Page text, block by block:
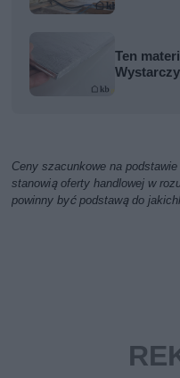
Ten
Ceny szacunkowe na
stanowią oferty handlowej w
powinny być podstawą do